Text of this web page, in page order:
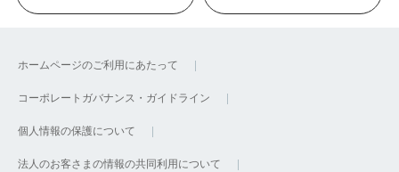
ホームページのご利用にあたって
コーポレートガバナンス・ガイドライン
個人情報の保護について
法人のお客さまの情報の共同利用について